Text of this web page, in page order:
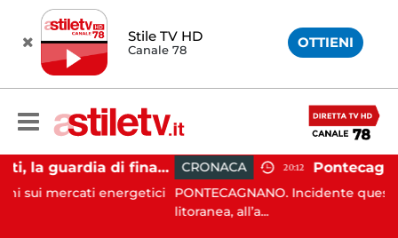
Stile TV HD
Canale 78 OTTIENI
Carburanti, la guardia di finanza rafforza i controlli: sequestri e denunce anche a Napoli
energetici
CRONACA 20:12
PONTECAGNANO. Incidente questa mattina
litoranea, all’a...